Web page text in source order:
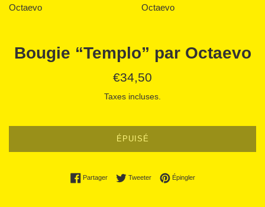
Bougie “Templo” par Octaevo
Prix
€34,50
Taxes incluses.
ÉPUISÉ
PartagerPartager sur Facebook
TweeterTweeter sur Twitter
ÉpinglerÉpingler sur Pinterest